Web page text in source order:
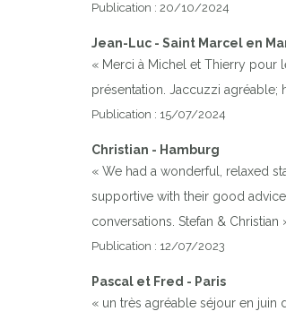
Publication : 20/10/2024
Jean-Luc - Saint Marcel en
« Merci à Michel et Thierry pour
présentation. Jaccuzzi agréable;
Publication : 15/07/2024
Christian - Hamburg
« We had a wonderful, relaxed
supportive with their good
conversations. Stefan & Christian
Publication : 12/07/2023
Pascal et Fred - Paris
« un très agréable séjour en juin